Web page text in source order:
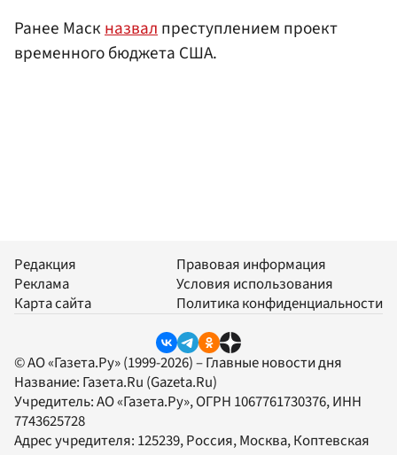
Ранее Маскназвалпреступлением проект
временного бюджета США.
Редакция
Реклама
Карта сайта
Правовая информация
Условия использования
Политика конфиденциальности
© АО «Газета.Ру» (1999-2026) – Главные новости дня
Название: Газета.Ru (Gazeta.Ru)
Учредитель:АО «Газета.Ру», ОГРН 1067761730376, ИНН
7743625728
Адрес учредителя: 125239, Россия, Москва, Коптевская